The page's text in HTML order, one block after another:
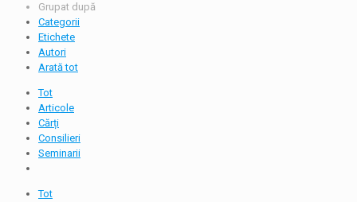
Grupat după
Categorii
Etichete
Autori
Arată tot
Tot
Articole
Cărți
Consilieri
Seminarii
Tot